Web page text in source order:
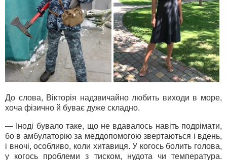
До слова, Вікторія надзвичайно любить виходи в море,
хоча фізично й буває дуже складно.
— Іноді бувало таке, що не вдавалось навіть подрімати,
бо в амбулаторію за меддопомогою звертаються і вдень,
і вночі, особливо, коли хитавиця. У когось болить голова,
у когось проблеми з тиском, нудота чи температура.